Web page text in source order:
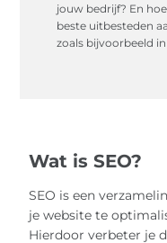
jouw bedrijf? En
beste uitbesteden
zoals bijvoorbeeld
Wat is SEO?
SEO is een
je website te
Hierdoor verbeter je